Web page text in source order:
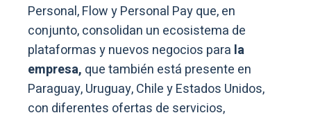
Personal, Flow y Personal Pay que, en
conjunto, consolidan un ecosistema de
plataformas y nuevos negocios para la
empresa, que también está presente en
Paraguay, Uruguay, Chile y Estados Unidos,
con diferentes ofertas de servicios,